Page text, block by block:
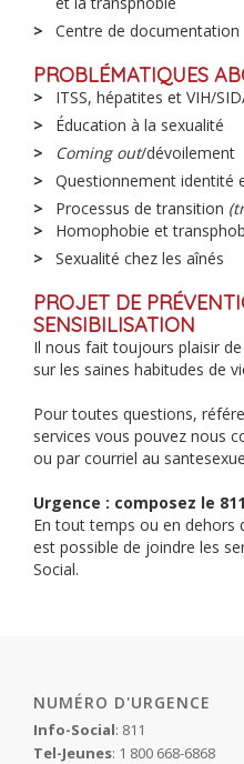
Centre de documentation
PROBLÉMATIQUES
ITSS, hépatites et VIH/
Éducation à la sexualité
Coming out/dévoilement
Questionnement identité
Processus de transition
Homophobie et
Sexualité chez les aînés
PROJET DE
SENSIBILISATION
Il nous fait toujours plaisir
sur les saines habitudes de
Pour toutes questions,
services vous pouvez nous
ou par courriel au
Urgence : composez le 811
En tout temps ou en dehors
est possible de joindre les
Social.
NUMÉRO D'URGENCE
Info-Social: 811
Tel-Jeunes: 1 800 668-6868